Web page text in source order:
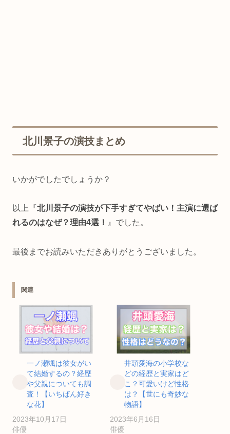
北川景子の演技まとめ
いかがでしたでしょうか？
以上『北川景子の演技が下手すぎてやばい！主演に選ば
れるのはなぜ？理由4選！ 』でした。
最後までお読みいただきありがとうございました。
関連
一ノ瀬颯は彼女がい
て結婚するの？経歴
や父親についても調
査！【いちばん好き
な花】
2023年10月17日
俳優
井頭愛海の小学校な
どの経歴と実家はど
こ？可愛いけど性格
は？【世にも奇妙な
物語】
2023年6月16日
俳優